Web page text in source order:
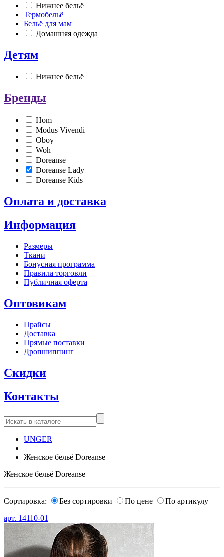
Нижнее бельё
Термобельё
Бельё для мам
Домашняя одежда
Детям
Нижнее бельё
Бренды
Hom
Modus Vivendi
Oboy
Woh
Doreanse
Doreanse Lady
Doreanse Kids
Оплата и доставка
Информация
Размеры
Ткани
Бонусная программа
Правила торговли
Публичная оферта
Оптовикам
Прайсы
Доставка
Прямые поставки
Дропшиппинг
Скидки
Контакты
UNGER
Женское бельё Doreanse
Женское бельё Doreanse
Сортировка: Без сортировки По цене
По артикулу
арт. 14110-01